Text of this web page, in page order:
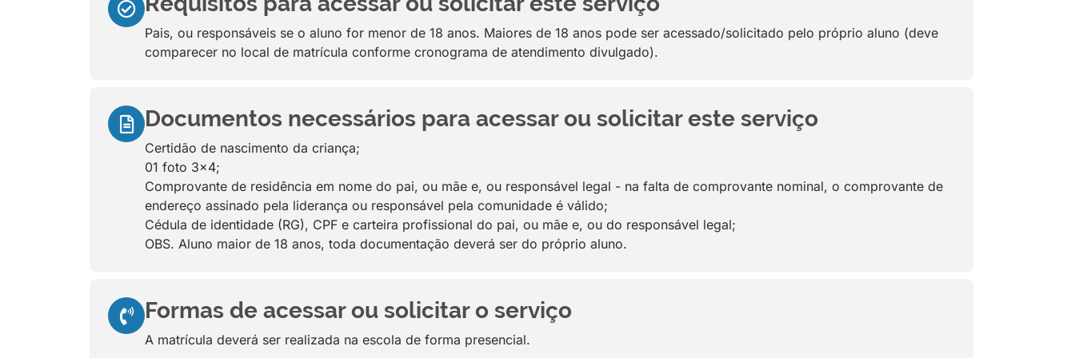
Pais, ou responsáveis se o aluno for menor de 18 anos. Maiores de 18 anos pode ser acessado/solicitado pelo próprio aluno (deve
comparecer no local de matrícula conforme cronograma de atendimento divulgado).
Documentos necessários para acessar ou solicitar este serviço
Certidão de nascimento da criança;
01 foto 3x4;
Comprovante de residência em nome do pai, ou mãe e, ou responsável legal - na falta de comprovante nominal, o comprovante de
endereço assinado pela liderança ou responsável pela comunidade é válido;
Cédula de identidade (RG), CPF e carteira profissional do pai, ou mãe e, ou do responsável legal;
OBS. Aluno maior de 18 anos, toda documentação deverá ser do próprio aluno.
Formas de acessar ou solicitar o serviço
A matrícula deverá ser realizada na escola de forma presencial.